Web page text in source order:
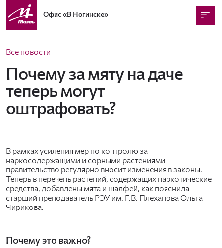
Офис«В Ногинске»
Все новости
Почему за мяту на даче
теперь могут
оштрафовать?
В рамках усиления мер по контролю за
наркосодержащими и сорными растениями
правительство регулярно вносит изменения в законы.
Теперь в перечень растений, содержащих наркотические
средства, добавлены мята и шалфей, как пояснила
старший преподаватель РЭУ им. Г.В. Плеханова Ольга
Чирикова.
Почему это важно?